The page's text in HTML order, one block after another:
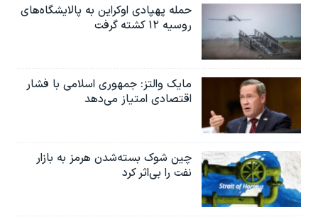
حمله پهپادی اوکراین به پالایشگاه‌های
روسیه ۱۲ کشته گرفت
مایک والتز: جمهوری اسلامی با فشار
اقتصادی امتیاز می‌دهد
چین شوک بسته‌شدن هرمز به بازار
نفت را بی‌اثر کرد